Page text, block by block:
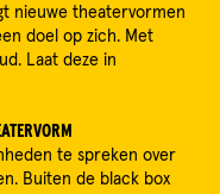
nieuwe theatervormen
doel op zich. Met
Laat deze in
te spreken over
Buiten de black box